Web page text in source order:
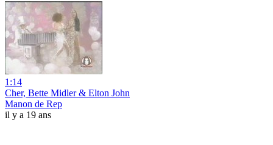
1:14
Cher, Bette Midler & Elton John
Manon de Rep
il y a 19 ans